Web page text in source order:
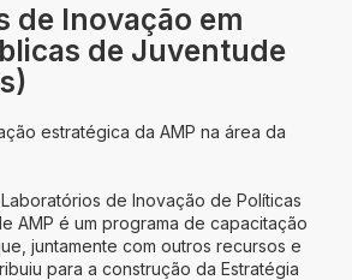
de Inovação em
de Juventude
estratégica da AMP na área da
de Inovação de Políticas
AMP é um programa de capacitação
juntamente com outros recursos e
para a construção da Estratégia